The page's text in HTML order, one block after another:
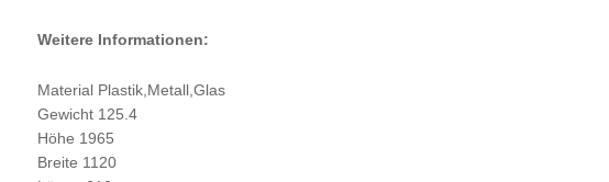
Weitere Informationen:
Material Plastik,Metall,Glas
Gewicht 125.4
Höhe 1965
Breite 1120